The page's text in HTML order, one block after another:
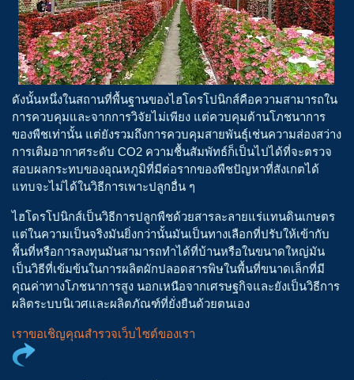
ดังนั้นหนึ่งในสถานที่พื้นฐานของไฮโดรโปนิกส์คือความสามารถใน
การควบคุมและจากการวิจัยไม่เพียง แต่ควบคุมด้านโภชนาการ
ของพืชเท่านั้น แต่ยังรวมถึงการควบคุมสายพันธุ์เช่นความส่องสว่าง
การเติมอากาศระดับ CO2 ความชื้นสัมพัทธ์ก็เป็นไปได้ที่จะตรวจ
สอบผลกระทบของอุณหภูมิที่มีต่อรากของพืชปัญหาที่สังเกตได้
แทบจะไม่ได้ในวิธีการเพาะปลูกอื่น ๆ
ไฮโดรโปนิกส์เป็นวิธีการปลูกพืชด้วยสารละลายแร่แทนดินเกษตร
แต่ในความเป็นจริงมันยิ่งกว่านั้นมันเป็นทางเลือกที่ปรับให้เข้ากับ
พื้นที่หรือการลงทุนมันสามารถทำได้ที่บ้านหรือในขนาดใหญ่มัน
เป็นวิธีที่เข้มข้นในการผลิตผักปลอดสารพิษในพื้นที่ขนาดเล็กที่มี
คุณค่าทางโภชนาการสูง นอกเหนือจากเศรษฐกิจและยังเป็นวิธีการ
ผลิตระบบนิเวศและผลิตภัณฑ์ที่ยั่งยืนด้วยตนเอง
เราขอเชิญคุณสำรวจเว็บไซต์ของเรา